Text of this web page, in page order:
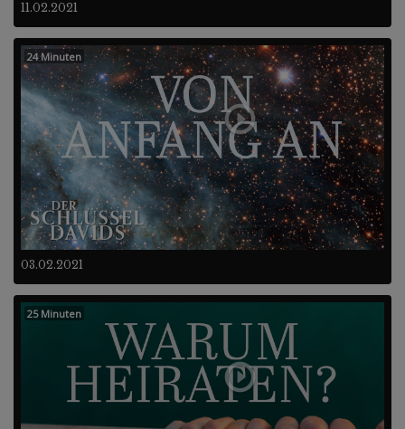
11.02.2021
03.02.2021
24 Minuten
25 Minuten